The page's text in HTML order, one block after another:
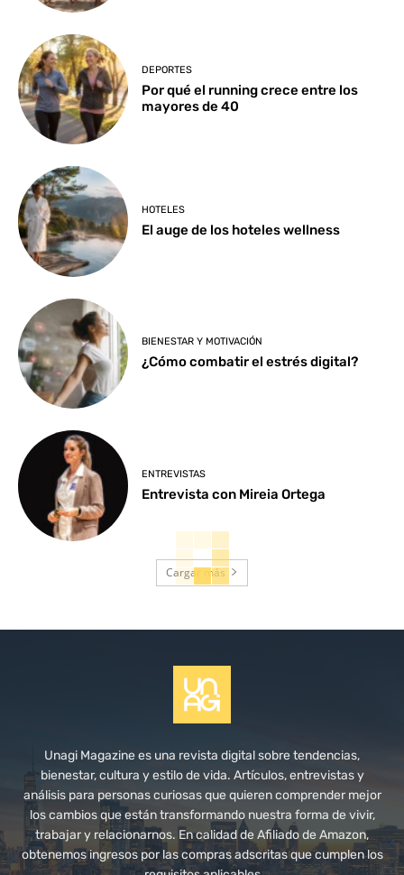
DEPORTES
Por qué el running crece entre los
mayores de 40
HOTELES
El auge de los hoteles wellness
BIENESTAR Y MOTIVACIÓN
¿Cómo combatir el estrés digital?
ENTREVISTAS
Entrevista con Mireia Ortega
Cargar más
Unagi Magazine es una revista digital sobre tendencias,
bienestar, cultura y estilo de vida. Artículos, entrevistas y
análisis para personas curiosas que quieren comprender mejor
los cambios que están transformando nuestra forma de vivir,
trabajar y relacionarnos. En calidad de Afiliado de Amazon,
obtenemos ingresos por las compras adscritas que cumplen los